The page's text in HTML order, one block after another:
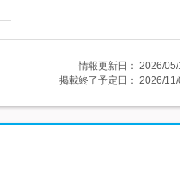
情報更新日： 2026/05/
掲載終了予定日： 2026/11/